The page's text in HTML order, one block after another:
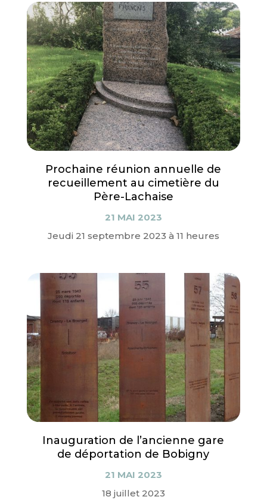
Prochaine réunion annuelle de
recueillement au cimetière du
Père-Lachaise
21 MAI 2023
Jeudi 21 septembre 2023 à 11 heures
Inauguration de l’ancienne gare
de déportation de Bobigny
21 MAI 2023
18 juillet 2023